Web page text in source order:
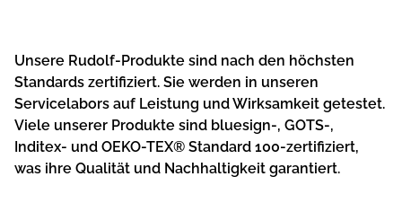
Unsere Rudolf-Produkte sind nach den höchsten
Standards zertifiziert. Sie werden in unseren
Servicelabors auf Leistung und Wirksamkeit getestet.
Viele unserer Produkte sind bluesign-, GOTS-,
Inditex- und OEKO-TEX® Standard 100-zertifiziert,
was ihre Qualität und Nachhaltigkeit garantiert.